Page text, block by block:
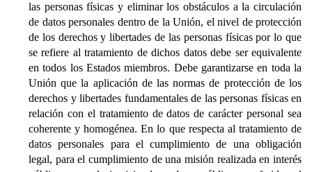
las personas físicas y eliminar los obstáculos a la circulación
de datos personales dentro de la Unión, el nivel de protección
de los derechos y libertades de las personas físicas por lo que
se refiere al tratamiento de dichos datos debe ser equivalente
en todos los Estados miembros. Debe garantizarse en toda la
Unión que la aplicación de las normas de protección de los
derechos y libertades fundamentales de las personas físicas en
relación con el tratamiento de datos de carácter personal sea
coherente y homogénea. En lo que respecta al tratamiento de
datos personales para el cumplimiento de una obligación
legal, para el cumplimiento de una misión realizada en interés